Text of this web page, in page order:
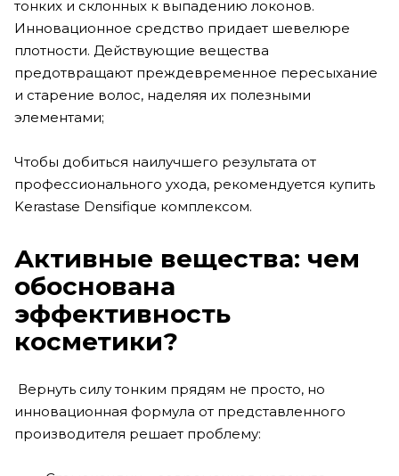
тонких и склонных к выпадению локонов.
Инновационное средство придает шевелюре
плотности. Действующие вещества
предотвращают преждевременное пересыхание
и старение волос, наделяя их полезными
элементами;
Чтобы добиться наилучшего результата от
профессионального ухода, рекомендуется купить
Kerastase Densifique комплексом.
Активные вещества: чем
обоснована
эффективность
косметики?
Вернуть силу тонким прядям не просто, но
инновационная формула от представленного
производителя решает проблему: